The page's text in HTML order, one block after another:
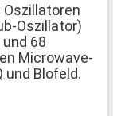
Oszillatoren
Oszillator)
68
Microwave-
und Blofeld.